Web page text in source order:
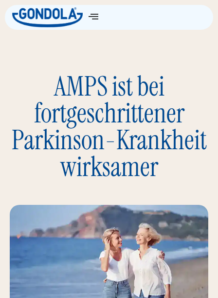
AMPS ist bei
fortgeschrittener
Parkinson-Krankheit
wirksamer